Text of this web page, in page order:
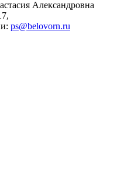
Александровна
ps@belovorn.ru